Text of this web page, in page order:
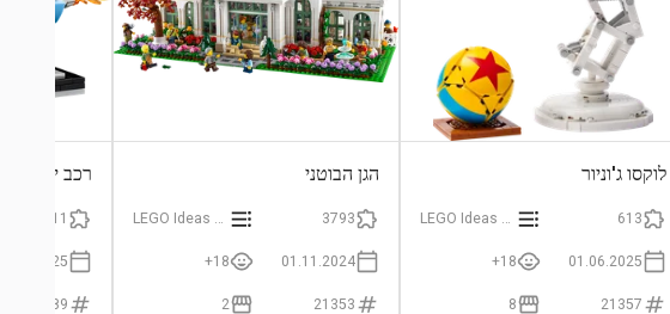
לוקסו ג'וניור
613
01.06.2025
18+
21357
8
הגן הבוטני
3793
01.11.2024
18+
21353
2
רכב ירח
211
40789